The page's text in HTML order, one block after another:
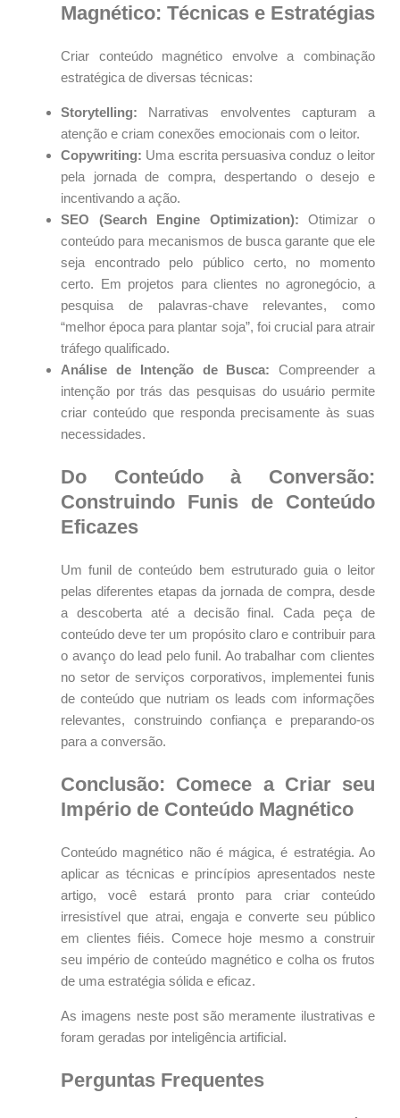
Magnético: Técnicas e Estratégias
Criar conteúdo magnético envolve a combinação
estratégica de diversas técnicas:
Storytelling: Narrativas envolventes capturam a
atenção e criam conexões emocionais com o leitor.
Copywriting: Uma escrita persuasiva conduz o leitor
pela jornada de compra, despertando o desejo e
incentivando a ação.
SEO (Search Engine Optimization): Otimizar o
conteúdo para mecanismos de busca garante que ele
seja encontrado pelo público certo, no momento
certo. Em projetos para clientes no agronegócio, a
pesquisa de palavras-chave relevantes, como
“melhor época para plantar soja”, foi crucial para atrair
tráfego qualificado.
Análise de Intenção de Busca: Compreender a
intenção por trás das pesquisas do usuário permite
criar conteúdo que responda precisamente às suas
necessidades.
Do Conteúdo à Conversão:
Construindo Funis de Conteúdo
Eficazes
Um funil de conteúdo bem estruturado guia o leitor
pelas diferentes etapas da jornada de compra, desde
a descoberta até a decisão final. Cada peça de
conteúdo deve ter um propósito claro e contribuir para
o avanço do lead pelo funil. Ao trabalhar com clientes
no setor de serviços corporativos, implementei funis
de conteúdo que nutriam os leads com informações
relevantes, construindo confiança e preparando-os
para a conversão.
Conclusão: Comece a Criar seu
Império de Conteúdo Magnético
Conteúdo magnético não é mágica, é estratégia. Ao
aplicar as técnicas e princípios apresentados neste
artigo, você estará pronto para criar conteúdo
irresistível que atrai, engaja e converte seu público
em clientes fiéis. Comece hoje mesmo a construir
seu império de conteúdo magnético e colha os frutos
de uma estratégia sólida e eficaz.
As imagens neste post são meramente ilustrativas e
foram geradas por inteligência artificial.
Perguntas Frequentes